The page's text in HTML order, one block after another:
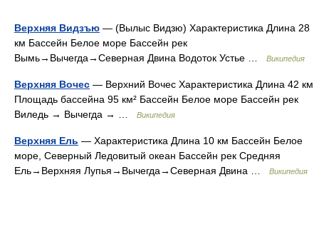
Верхняя Видзъю — (Вылыс Видзю) Характеристика Длина 28
км Бассейн Белое море Бассейн рек
Вымь→Вычегда→Северная Двина Водоток Устье …
Википедия
Верхняя Вочес — Верхний Вочес Характеристика Длина 42 км
Площадь бассейна 95 км² Бассейн Белое море Бассейн рек
Виледь → Вычегда → …
Википедия
Верхняя Ель — Характеристика Длина 10 км Бассейн Белое
море, Северный Ледовитый океан Бассейн рек Средняя
Ель→Верхняя Лупья→Вычегда→Северная Двина …
Википедия